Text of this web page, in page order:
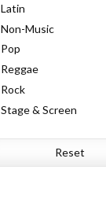
Latin
Non-Music
Pop
Reggae
Rock
Stage & Screen
Reset